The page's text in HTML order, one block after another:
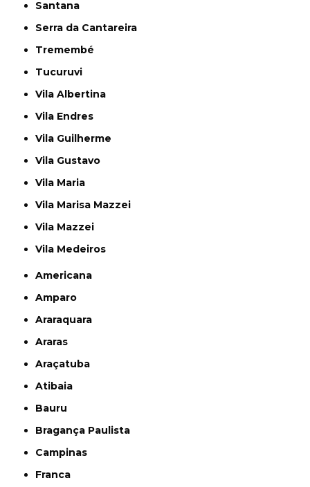
Santana
Serra da Cantareira
Tremembé
Tucuruvi
Vila Albertina
Vila Endres
Vila Guilherme
Vila Gustavo
Vila Maria
Vila Marisa Mazzei
Vila Mazzei
Vila Medeiros
Americana
Amparo
Araraquara
Araras
Araçatuba
Atibaia
Bauru
Bragança Paulista
Campinas
Franca